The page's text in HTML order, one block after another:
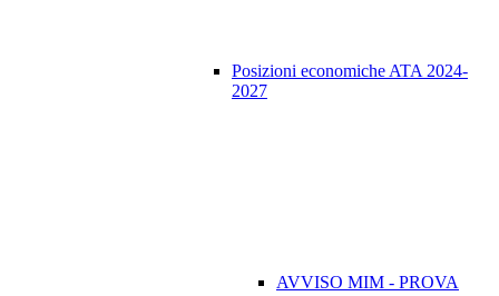
Posizioni economiche ATA 2024-
2027
AVVISO MIM - PROVA